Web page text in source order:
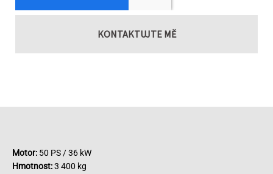
KONTAKTUJTE MĚ
Motor: 50 PS / 36 kW
Hmotnost:3 400 kg